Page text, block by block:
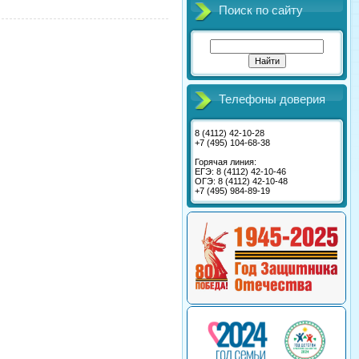
Поиск по сайту
Телефоны доверия
8 (4112) 42-10-28
+7 (495) 104-68-38
Горячая линия:
ЕГЭ: 8 (4112) 42-10-46
ОГЭ: 8 (4112) 42-10-48
+7 (495) 984-89-19